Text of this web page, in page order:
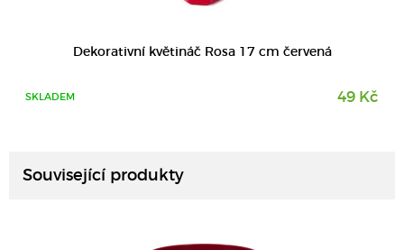
Dekorativní květináč Rosa 17 cm červená
SKLADEM 49 Kč
Související produkty